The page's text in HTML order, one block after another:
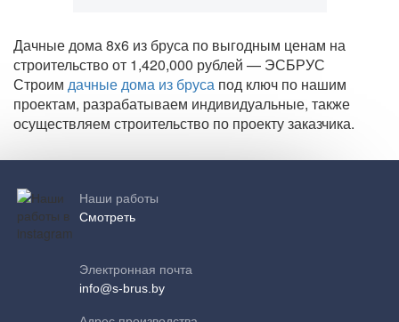
Дачные дома 8x6 из бруса по выгодным ценам на
строительство от 1,420,000 рублей — ЭСБРУС
Строим дачные дома из бруса под ключ по нашим
проектам, разрабатываем индивидуальные, также
осуществляем строительство по проекту заказчика.
Наши работы
Смотреть
Электронная почта
info@s-brus.by